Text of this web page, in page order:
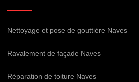
Nettoyage et pose de gouttière Naves
Ravalement de façade Naves
Réparation de toiture Naves